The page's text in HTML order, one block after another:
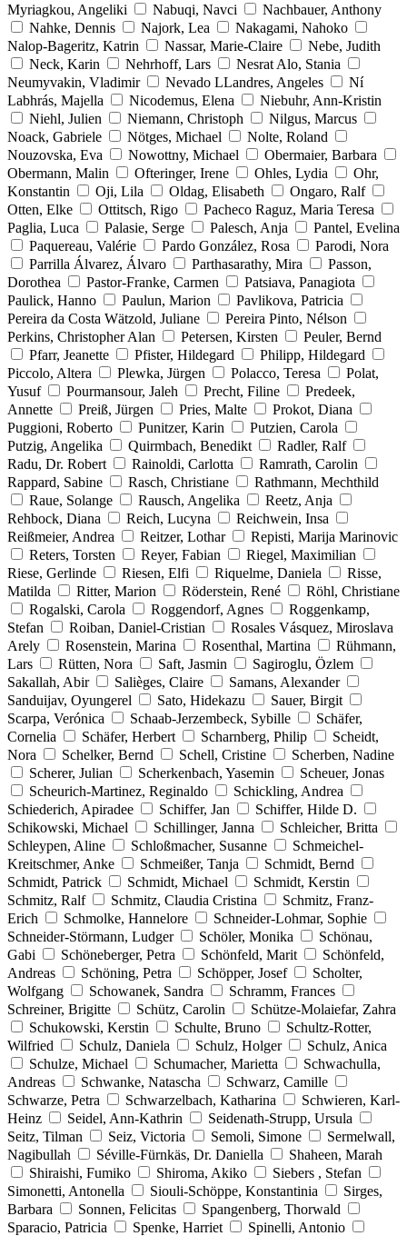
Myriagkou, Angeliki
Nabuqi, Navci
Nachbauer, Anthony
Nahke, Dennis
Najork, Lea
Nakagami, Nahoko
Nalop-Bageritz, Katrin
Nassar, Marie-Claire
Nebe, Judith
Neck, Karin
Nehrhoff, Lars
Nesrat Alo, Stania
Neumyvakin, Vladimir
Nevado LLandres, Angeles
Ní
Labhrás, Majella
Nicodemus, Elena
Niebuhr, Ann-Kristin
Niehl, Julien
Niemann, Christoph
Nilgus, Marcus
Noack, Gabriele
Nötges, Michael
Nolte, Roland
Nouzovska, Eva
Nowottny, Michael
Obermaier, Barbara
Obermann, Malin
Ofteringer, Irene Ohles, Lydia
Ohr,
Konstantin
Oji, Lila Oldag, Elisabeth
Ongaro, Ralf
Otten, Elke
Ottitsch, Rigo
Pacheco Raguz, Maria Teresa
Paglia, Luca
Palasie, Serge Palesch, Anja
Pantel, Evelina
Paquereau, Valérie
Pardo González, Rosa
Parodi, Nora
Parrilla Álvarez, Álvaro
Parthasarathy, Mira
Passon,
Dorothea
Pastor-Franke, Carmen
Patsiava, Panagiota
Paulick, Hanno
Paulun, Marion
Pavlikova, Patricia
Pereira da Costa Wätzold, Juliane
Pereira Pinto, Nélson
Perkins, Christopher Alan
Petersen, Kirsten
Peuler, Bernd
Pfarr, Jeanette
Pfister, Hildegard
Philipp, Hildegard
Piccolo, Altera
Plewka, Jürgen Polacco, Teresa
Polat,
Yusuf
Pourmansour, Jaleh Precht, Filine
Predeek,
Annette
Preiß, Jürgen Pries, Malte
Prokot, Diana
Puggioni, Roberto
Punitzer, Karin
Putzien, Carola
Putzig, Angelika
Quirmbach, Benedikt
Radler, Ralf
Radu, Dr. Robert
Rainoldi, Carlotta
Ramrath, Carolin
Rappard, Sabine
Rasch, Christiane
Rathmann, Mechthild
Raue, Solange
Rausch, Angelika
Reetz, Anja
Rehbock, Diana
Reich, Lucyna
Reichwein, Insa
Reißmeier, Andrea
Reitzer, Lothar
Repisti, Marija Marinovic
Reters, Torsten
Reyer, Fabian
Riegel, Maximilian
Riese, Gerlinde
Riesen, Elfi Riquelme, Daniela
Risse,
Matilda
Ritter, Marion Röderstein, René
Röhl, Christiane
Rogalski, Carola
Roggendorf, Agnes
Roggenkamp,
Stefan
Roiban, Daniel-Cristian
Rosales Vásquez, Miroslava
Arely
Rosenstein, Marina Rosenthal, Martina
Rühmann,
Lars
Rütten, Nora Saft, Jasmin
Sagiroglu, Özlem
Sakallah, Abir
Salièges, Claire
Samans, Alexander
Sanduijav, Oyungerel
Sato, Hidekazu
Sauer, Birgit
Scarpa, Verónica
Schaab-Jerzembeck, Sybille
Schäfer,
Cornelia
Schäfer, Herbert Scharnberg, Philip
Scheidt,
Nora
Schelker, Bernd Schell, Cristine
Scherben, Nadine
Scherer, Julian
Scherkenbach, Yasemin
Scheuer, Jonas
Scheurich-Martinez, Reginaldo
Schickling, Andrea
Schiederich, Apiradee
Schiffer, Jan
Schiffer, Hilde D.
Schikowski, Michael
Schillinger, Janna
Schleicher, Britta
Schleypen, Aline
Schloßmacher, Susanne
Schmeichel-
Kreitschmer, Anke
Schmeißer, Tanja
Schmidt, Bernd
Schmidt, Patrick
Schmidt, Michael
Schmidt, Kerstin
Schmitz, Ralf
Schmitz, Claudia Cristina
Schmitz, Franz-
Erich
Schmolke, Hannelore
Schneider-Lohmar, Sophie
Schneider-Störmann, Ludger
Schöler, Monika
Schönau,
Gabi
Schöneberger, Petra Schönfeld, Marit
Schönfeld,
Andreas
Schöning, Petra Schöpper, Josef
Scholter,
Wolfgang
Schowanek, Sandra
Schramm, Frances
Schreiner, Brigitte
Schütz, Carolin
Schütze-Molaiefar, Zahra
Schukowski, Kerstin
Schulte, Bruno
Schultz-Rotter,
Wilfried
Schulz, Daniela Schulz, Holger
Schulz, Anica
Schulze, Michael
Schumacher, Marietta
Schwachulla,
Andreas
Schwanke, Natascha
Schwarz, Camille
Schwarze, Petra
Schwarzelbach, Katharina
Schwieren, Karl-
Heinz
Seidel, Ann-Kathrin
Seidenath-Strupp, Ursula
Seitz, Tilman
Seiz, Victoria Semoli, Simone
Sermelwall,
Nagibullah
Séville-Fürnkäs, Dr. Daniella
Shaheen, Marah
Shiraishi, Fumiko
Shiroma, Akiko
Siebers , Stefan
Simonetti, Antonella
Siouli-Schöppe, Konstantinia
Sirges,
Barbara
Sonnen, Felicitas
Spangenberg, Thorwald
Sparacio, Patricia
Spenke, Harriet
Spinelli, Antonio